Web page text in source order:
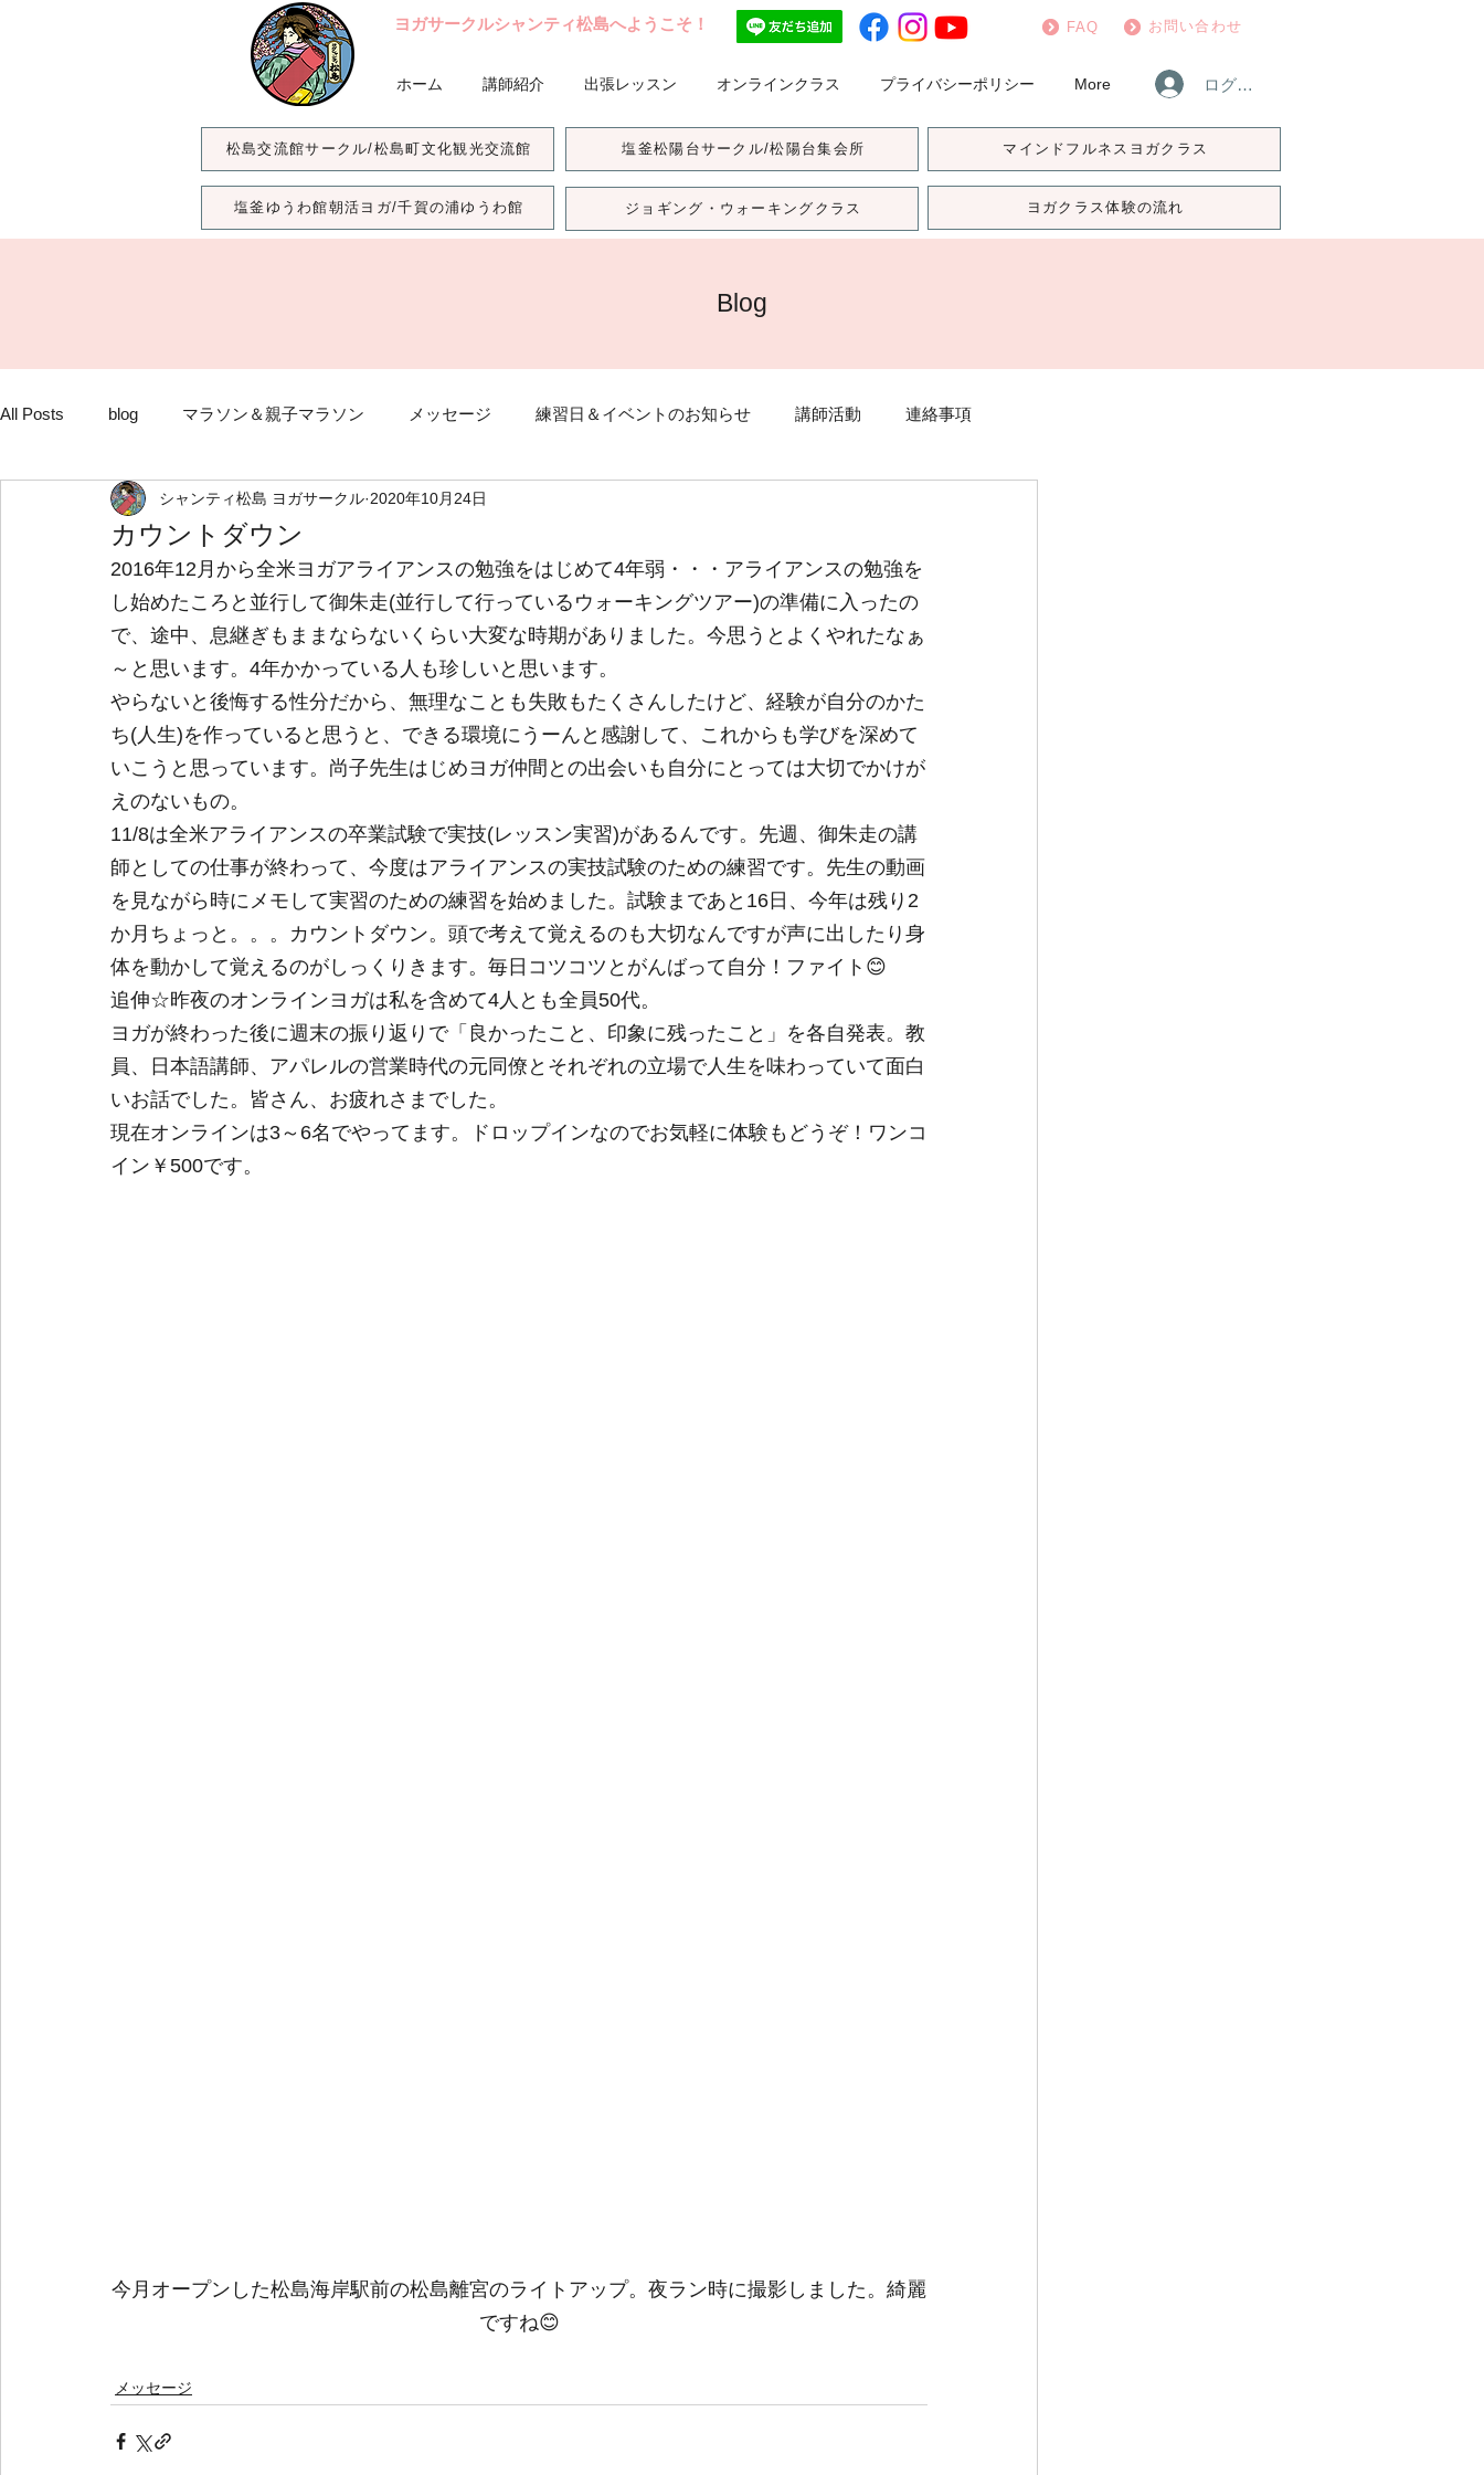
ヨガサークルシャンティ松島へようこそ！ FAQ お問い合わせ
ホーム 講師紹介 出張レッスン オンラインクラス プライバシーポリシー More ログイン
松島交流館サークル/松島町文化観光交流館 塩釜松陽台サークル/松陽台集会所 マインドフルネスヨガクラス
塩釜ゆうわ館朝活ヨガ/千賀の浦ゆうわ館 ジョギング・ウォーキングクラス ヨガクラス体験の流れ
Blog
All Posts blog マラソン＆親子マラソン メッセージ 練習日＆イベントのお知らせ 講師活動 連絡事項
野外イベント 個人出張ヨガサービス
カウントダウン
シャンティ松島 ヨガサークル 2020年10月24日
2016年12月から全米ヨガアライアンスの勉強をはじめて4年弱・・・アライアンスの勉強を
し始めたころと並行して御朱走(並行して行っているウォーキングツアー)の準備に入ったの
で、途中、息継ぎもままならないくらい大変な時期がありました。今思うとよくやれたなぁ
～と思います。4年かかっている人も珍しいと思います。
やらないと後悔する性分だから、無理なことも失敗もたくさんしたけど、経験が自分のかた
ち(人生)を作っていると思うと、できる環境にうーんと感謝して、これからも学びを深めて
いこうと思っています。尚子先生はじめヨガ仲間との出会いも自分にとっては大切でかけが
えのないもの。
11/8は全米アライアンスの卒業試験で実技(レッスン実習)があるんです。先週、御朱走の講
師としての仕事が終わって、今度はアライアンスの実技試験のための練習です。先生の動画
を見ながら時にメモして実習のための練習を始めました。試験まであと16日、今年は残り2
か月ちょっと。。。カウントダウン。頭で考えて覚えるのも大切なんですが声に出したり身
体を動かして覚えるのがしっくりきます。毎日コツコツとがんばって自分！ファイト😊
追伸☆昨夜のオンラインヨガは私を含めて4人とも全員50代。
ヨガが終わった後に週末の振り返りで「良かったこと、印象に残ったこと」を各自発表。教
員、日本語講師、アパレルの営業時代の元同僚とそれぞれの立場で人生を味わっていて面白
いお話でした。皆さん、お疲れさまでした。
現在オンラインは3～6名でやってます。ドロップインなのでお気軽に体験もどうぞ！ワンコ
イン￥500です。
今月オープンした松島海岸駅前の松島離宮のライトアップ。夜ラン時に撮影しました。綺麗
ですね😊
メッセージ